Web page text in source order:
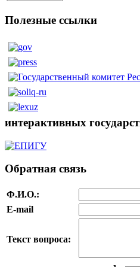
Полезные ссылки
интерактивных
Обратная связь
Ф.И.О.:
E-mail
Текст вопроса: